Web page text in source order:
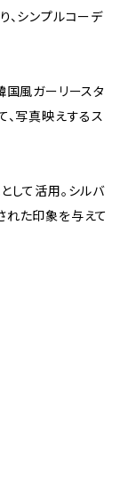
、シンプルコーデ
国風ガーリースタ
、写真映えするス
して活用。シルバ
れた印象を与えて